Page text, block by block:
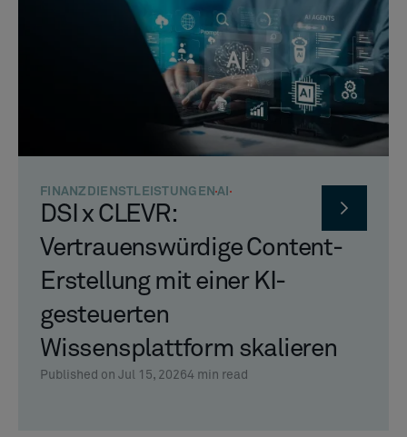
FINANZDIENSTLEISTUNGENAI
DSI x CLEVR:
Vertrauenswürdige Content-
Erstellung mit einer KI-
gesteuerten
Wissensplattform skalieren
Published on Jul 15, 20264 min read